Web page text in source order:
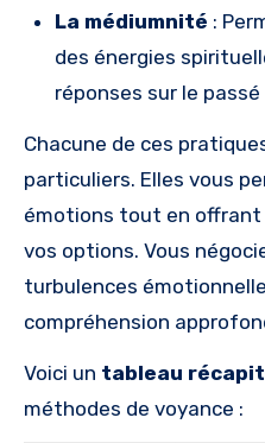
La médiumnité :
des énergies
réponses sur le passé
Chacune de ces
particuliers. Elles vous
émotions tout en offrant
vos options. Vous
turbulences
compréhension
Voici un tableau
méthodes de voyance :